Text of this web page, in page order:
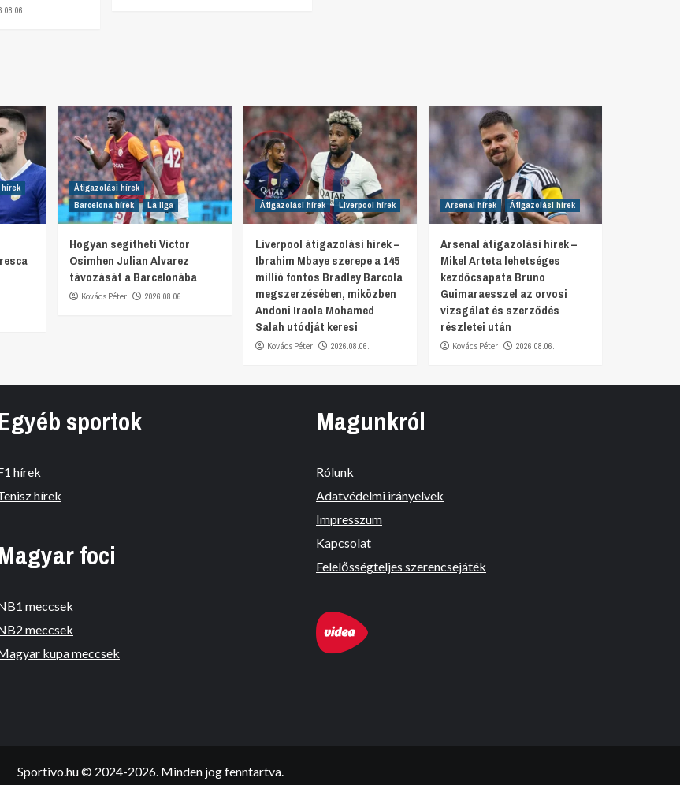
hírek
Átigazolási hírek
Barcelona hírek
La liga
Hogyan segítheti Victor
Osimhen Julian Alvarez
távozását a Barcelonába
Kovács Péter 2026.08.06.
Átigazolási hírek Liverpool hírek
Liverpool átigazolási hírek –
Ibrahim Mbaye szerepe a 145
millió fontos Bradley Barcola
megszerzésében, miközben
Andoni Iraola Mohamed
Salah utódját keresi
Kovács Péter 2026.08.06.
Arsenal hírek Átigazolási hírek
Arsenal átigazolási hírek –
Mikel Arteta lehetséges
kezdőcsapata Bruno
Guimaraesszel az orvosi
vizsgálat és szerződés
részletei után
Kovács Péter 2026.08.06.
sportok
hírek
hírek
foci
meccsek
meccsek
kupa meccsek
Magunkról
Rólunk
Adatvédelmi irányelvek
Impresszum
Kapcsolat
Felelősségteljes szerencsejáték
Sportivo.hu © 2024-2026. Minden jog fenntartva.